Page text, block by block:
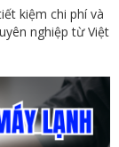
kiệm chi phí và
nghiệp từ Việt